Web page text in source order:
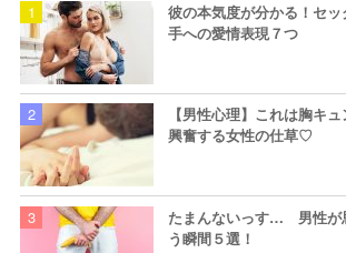
彼の本気度が分かる！セ
手への愛情表現７つ
【男性心理】これは胸
興奮する女性の仕草♡
たまんないっす… 男性が
う瞬間５選！